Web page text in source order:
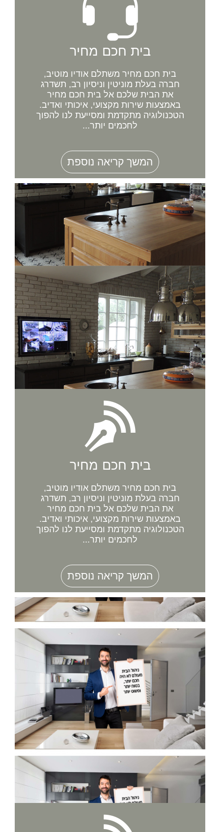
בית חכם מחיר
בית חכם מחיר משתלם אודיו מוטיב,
חברה בעלת מוניטין וניסיון רב, תשדרג
את הבית שלכם אל בית חכם מחיר
באמצעות שירות מקצועי, איכותי ואדיב.
הטכנולוגיה מתקדמת ומסייעת לנו להפוך
לחכמים יותר...
המשך קריאה נוספת
בית חכם מחיר
בית חכם מחיר משתלם אודיו מוטיב,
חברה בעלת מוניטין וניסיון רב, תשדרג
את הבית שלכם אל בית חכם מחיר
באמצעות שירות מקצועי, איכותי ואדיב.
הטכנולוגיה מתקדמת ומסייעת לנו להפוך
לחכמים יותר...
המשך קריאה נוספת